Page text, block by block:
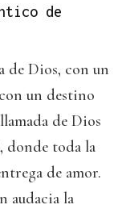
de
de Dios, con un
un destino
de Dios
donde toda la
de amor.
audacia la